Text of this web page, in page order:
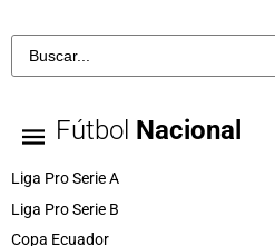
Fútbol Nacional
Liga Pro Serie A
Liga Pro Serie B
Copa Ecuador